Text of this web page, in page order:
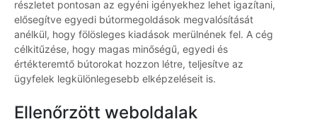
részletet pontosan az egyéni igényekhez lehet igazítani,
elősegítve egyedi bútormegoldások megvalósítását
anélkül, hogy fölösleges kiadások merülnének fel. A cég
célkitűzése, hogy magas minőségű, egyedi és
értékteremtő bútorokat hozzon létre, teljesítve az
ügyfelek legkülönlegesebb elképzeléseit is.
Ellenőrzött weboldalak